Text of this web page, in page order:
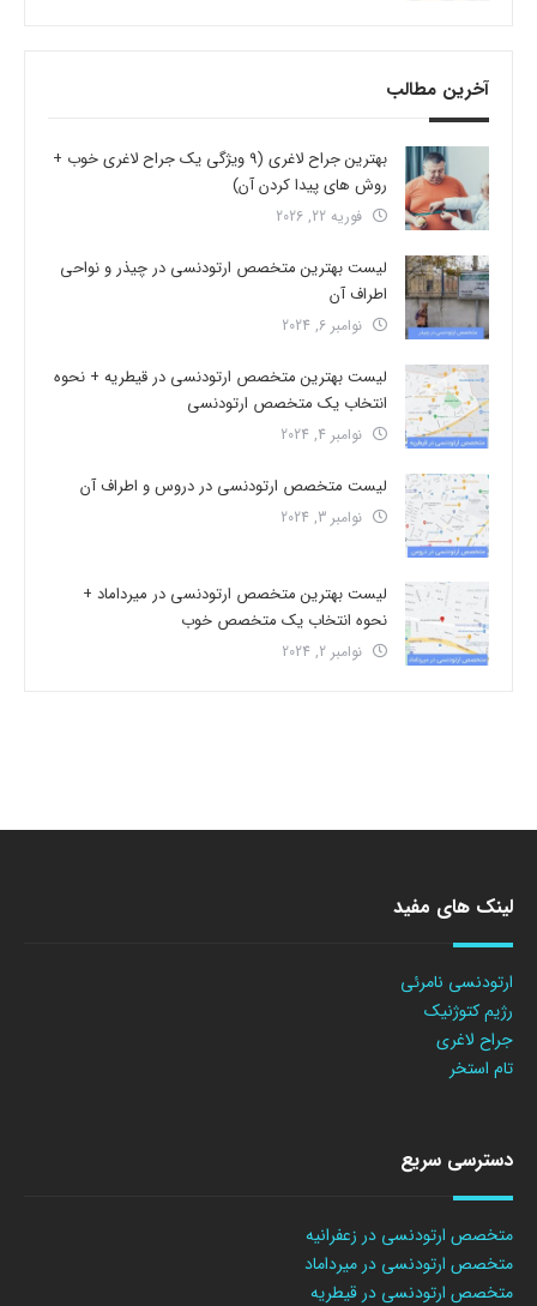
آخرین مطالب
بهترین جراح لاغری (9 ویژگی یک جراح لاغری خوب +
روش های پیدا کردن آن)
فوریه 22, 2026
لیست بهترین متخصص ارتودنسی در چیذر و نواحی
اطراف آن
نوامبر 6, 2024
لیست بهترین متخصص ارتودنسی در قیطریه + نحوه
انتخاب یک متخصص ارتودنسی
نوامبر 4, 2024
لیست متخصص ارتودنسی در دروس و اطراف آن
نوامبر 3, 2024
لیست بهترین متخصص ارتودنسی در میرداماد +
نحوه انتخاب یک متخصص خوب
نوامبر 2, 2024
لینک های مفید
ارتودنسی نامرئی
رژیم کتوژنیک
جراح لاغری
تام استخر
دسترسی سریع
متخصص ارتودنسی در زعفرانیه
متخصص ارتودنسی در میرداماد
متخصص ارتودنسی در قیطریه